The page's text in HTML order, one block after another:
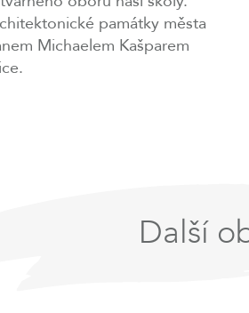
památky města
Michaelem Kašparem
Další